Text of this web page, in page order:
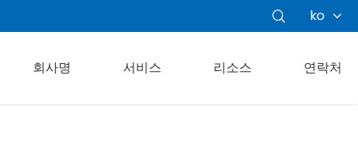
 ko
회사명 서비스 리소스 연락처